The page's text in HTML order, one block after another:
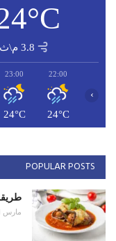
3.8 م\ث
22:00
24°C
23:00
24°C
›
POPULAR POSTS
مارس 21, 2025